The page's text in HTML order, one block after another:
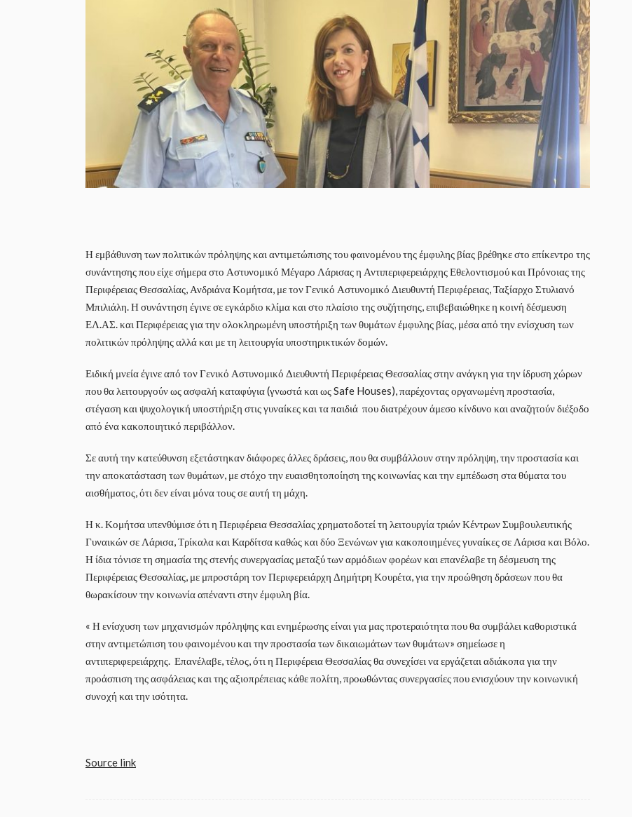
Η εμβάθυνση των πολιτικών πρόληψης και αντιμετώπισης του φαινομένου της έμφυλης βίας βρέθηκε στο επίκεντρο της
συνάντησης που είχε σήμερα στο Αστυνομικό Μέγαρο Λάρισας η Αντιπεριφερειάρχης Εθελοντισμού και Πρόνοιας της
Περιφέρειας Θεσσαλίας, Ανδριάνα Κομήτσα, με τον Γενικό Αστυνομικό Διευθυντή Περιφέρειας, Ταξίαρχο Στυλιανό
Μπιλιάλη. Η συνάντηση έγινε σε εγκάρδιο κλίμα και στο πλαίσιο της συζήτησης, επιβεβαιώθηκε η κοινή δέσμευση
ΕΛ.ΑΣ. και Περιφέρειας για την ολοκληρωμένη υποστήριξη των θυμάτων έμφυλης βίας, μέσα από την ενίσχυση των
πολιτικών πρόληψης αλλά και με τη λειτουργία υποστηρικτικών δομών.
Ειδική μνεία έγινε από τον Γενικό Αστυνομικό Διευθυντή Περιφέρειας Θεσσαλίας στην ανάγκη για την ίδρυση χώρων
που θα λειτουργούν ως ασφαλή καταφύγια (γνωστά και ως Safe Houses), παρέχοντας οργανωμένη προστασία,
στέγαση και ψυχολογική υποστήριξη στις γυναίκες και τα παιδιά που διατρέχουν άμεσο κίνδυνο και αναζητούν διέξοδο
από ένα κακοποιητικό περιβάλλον.
Σε αυτή την κατεύθυνση εξετάστηκαν διάφορες άλλες δράσεις, που θα συμβάλλουν στην πρόληψη, την προστασία και
την αποκατάσταση των θυμάτων, με στόχο την ευαισθητοποίηση της κοινωνίας και την εμπέδωση στα θύματα του
αισθήματος, ότι δεν είναι μόνα τους σε αυτή τη μάχη.
Η κ. Κομήτσα υπενθύμισε ότι η Περιφέρεια Θεσσαλίας χρηματοδοτεί τη λειτουργία τριών Κέντρων Συμβουλευτικής
Γυναικών σε Λάρισα, Τρίκαλα και Καρδίτσα καθώς και δύο Ξενώνων για κακοποιημένες γυναίκες σε Λάρισα και Βόλο.
Η ίδια τόνισε τη σημασία της στενής συνεργασίας μεταξύ των αρμόδιων φορέων και επανέλαβε τη δέσμευση της
Περιφέρειας Θεσσαλίας, με μπροστάρη τον Περιφερειάρχη Δημήτρη Κουρέτα, για την προώθηση δράσεων που θα
θωρακίσουν την κοινωνία απέναντι στην έμφυλη βία.
« Η ενίσχυση των μηχανισμών πρόληψης και ενημέρωσης είναι για μας προτεραιότητα που θα συμβάλει καθοριστικά
στην αντιμετώπιση του φαινομένου και την προστασία των δικαιωμάτων των θυμάτων» σημείωσε η
αντιπεριφερειάρχης. Επανέλαβε, τέλος, ότι η Περιφέρεια Θεσσαλίας θα συνεχίσει να εργάζεται αδιάκοπα για την
προάσπιση της ασφάλειας και της αξιοπρέπειας κάθε πολίτη, προωθώντας συνεργασίες που ενισχύουν την κοινωνική
συνοχή και την ισότητα.
Source link